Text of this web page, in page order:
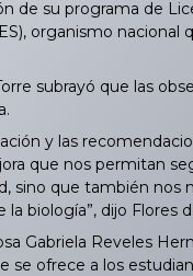
de su programa de
organismo nacional
subrayó que las
y las
que nos permitan
sino que también nos
biología”, dijo Flores
Gabriela Reveles
se ofrece a los